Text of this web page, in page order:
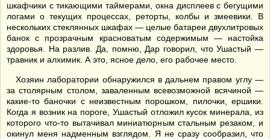
шкафчики с тикающими таймерами, окна дисплеев с бегущими
логами о текущих процессах, реторты, колбы и змеевики. В
нескольких стеклянных шкафах — целые батареи двухлитровых
банок с прозрачным красноватым содержимым — настойка
здоровья. На разлив. Да, помню, Дар говорил, что Ушастый —
травник и алхимик. А это, ясное дело, его рабочее место.
Хозяин лаборатории обнаружился в дальнем правом углу —
за столярным столом, заваленным всевозможной всячиной —
какие-то баночки с неизвестным порошком, пилочки, ершики.
Когда я возник на пороге, Ушастый отложил кусок минерала, из
которого что-то вытачивал миниатюрным стальным резаком, и
окинул меня надменным взглядом. Я не сразу сообразил, что